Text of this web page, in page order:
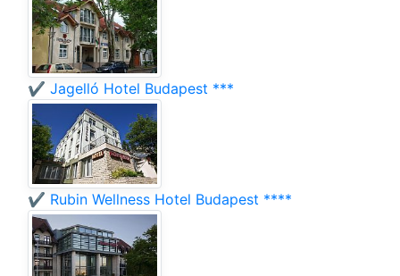
✔️ Jagelló Hotel Budapest ***
✔️ Rubin Wellness Hotel Budapest ****